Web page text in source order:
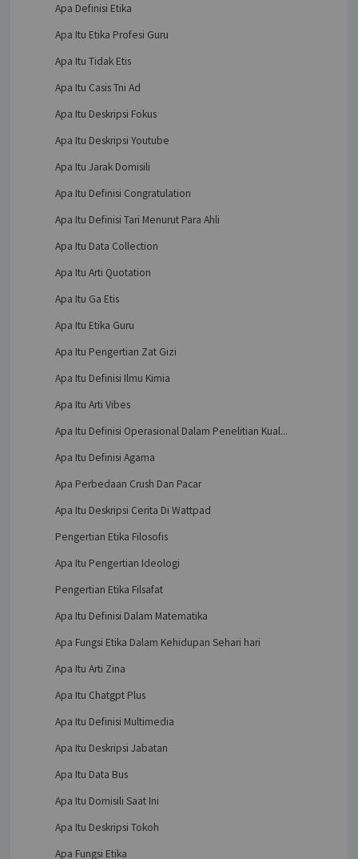
Apa Definisi Etika
Apa Itu Etika Profesi Guru
Apa Itu Tidak Etis
Apa Itu Casis Tni Ad
Apa Itu Deskripsi Fokus
Apa Itu Deskripsi Youtube
Apa Itu Jarak Domisili
Apa Itu Definisi Congratulation
Apa Itu Definisi Tari Menurut Para Ahli
Apa Itu Data Collection
Apa Itu Arti Quotation
Apa Itu Ga Etis
Apa Itu Etika Guru
Apa Itu Pengertian Zat Gizi
Apa Itu Definisi Ilmu Kimia
Apa Itu Arti Vibes
Apa Itu Definisi Operasional Dalam Penelitian Kual...
Apa Itu Definisi Agama
Apa Perbedaan Crush Dan Pacar
Apa Itu Deskripsi Cerita Di Wattpad
Pengertian Etika Filosofis
Apa Itu Pengertian Ideologi
Pengertian Etika Filsafat
Apa Itu Definisi Dalam Matematika
Apa Fungsi Etika Dalam Kehidupan Sehari hari
Apa Itu Arti Zina
Apa Itu Chatgpt Plus
Apa Itu Definisi Multimedia
Apa Itu Deskripsi Jabatan
Apa Itu Data Bus
Apa Itu Domisili Saat Ini
Apa Itu Deskripsi Tokoh
Apa Fungsi Etika